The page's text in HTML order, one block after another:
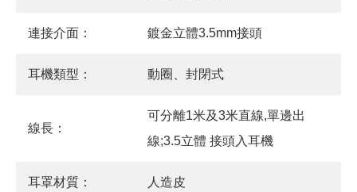
連接介面： 鍍金立體3.5mm接頭
耳機類型： 動圈、封閉式
線長：
可分離1米及3米直線,單邊出
線;3.5立體 接頭入耳機
耳罩材質： 人造皮